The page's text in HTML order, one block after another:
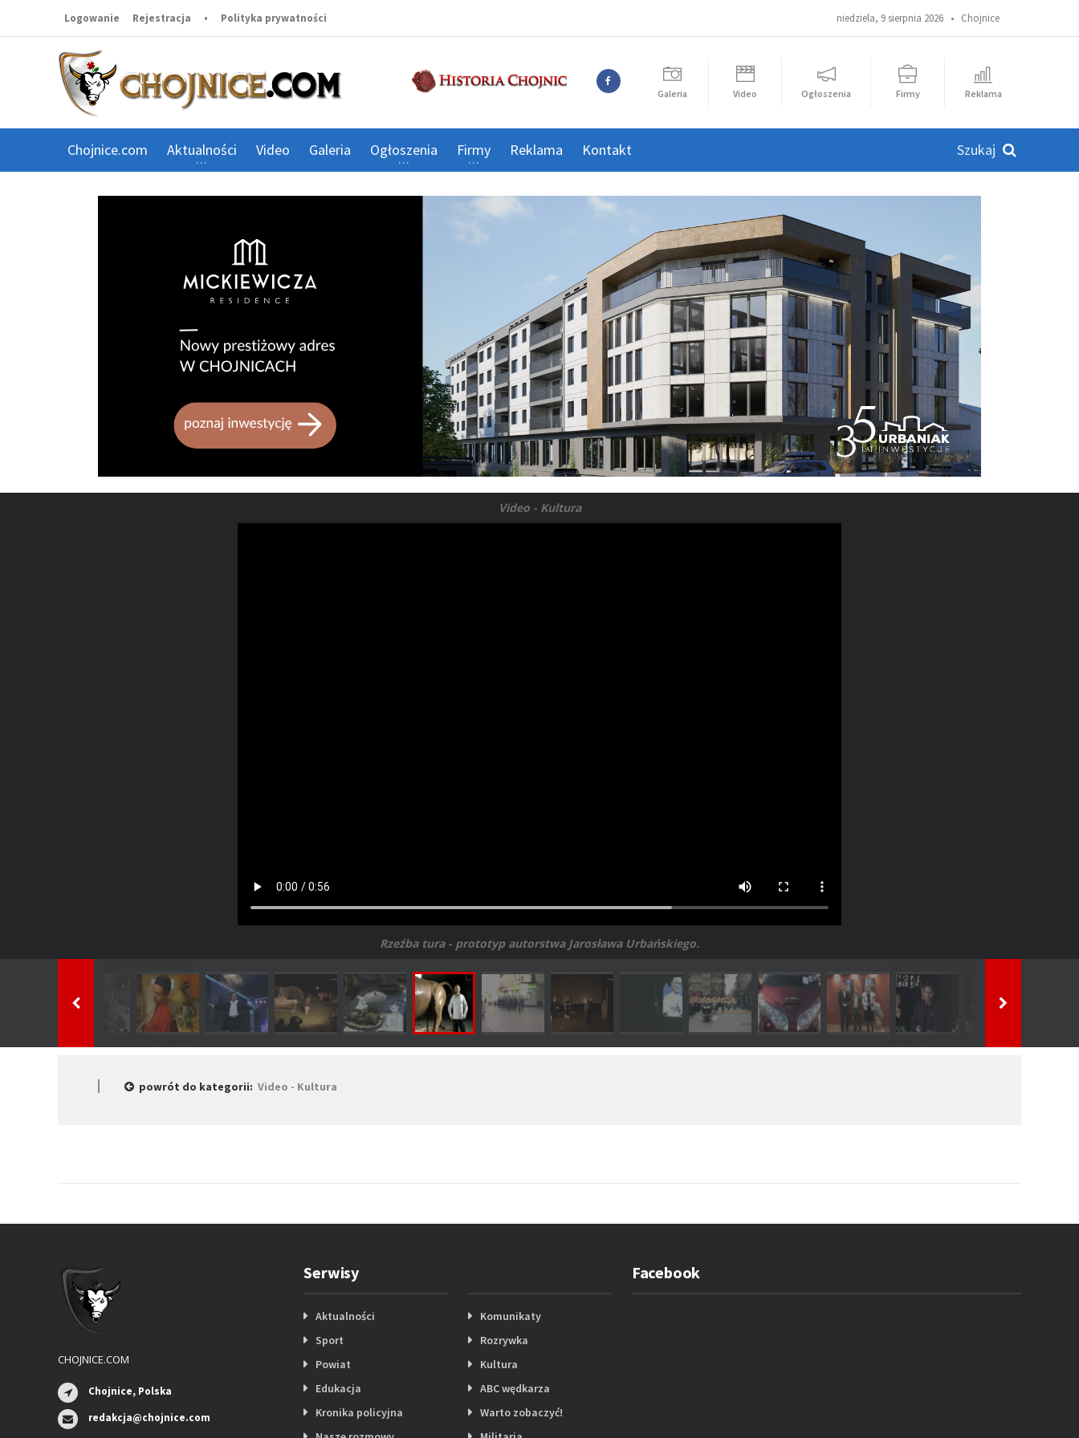
niedziela, 9 sierpnia 2026 • Chojnice
Logowanie Rejestracja • Polityka prywatności
Galeria Video Ogłoszenia Firmy Reklama
Chojnice.com Aktualności Video Galeria Ogłoszenia Firmy Reklama Kontakt
Video - Kultura
Rzeźba tura - prototyp autorstwa Jarosława Urbańskiego.
powrót do kategorii: Video - Kultura
CHOJNICE.COM
Chojnice, Polska
redakcja@chojnice.com
Serwisy
Aktualności
Sport
Powiat
Edukacja
Kronika policyjna
Komunikaty
Rozrywka
Kultura
ABC wędkarza
Warto zobaczyć!
Facebook